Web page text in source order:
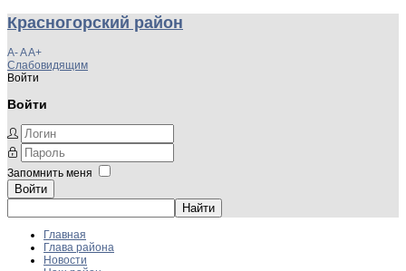
Красногорский район
A-AA+
Слабовидящим
Войти
Войти
Запомнить меня
Войти
Главная
Глава района
Новости